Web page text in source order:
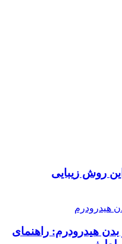
روش زیبایی
هیدرودرم: راهنمای